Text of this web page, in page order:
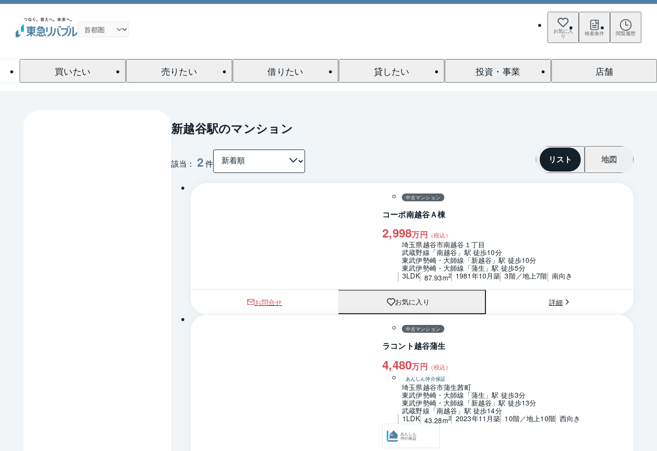
お気に入
り 検索条件 閲覧履歴
買いたい 売りたい 借りたい 貸したい 投資・事業 店舗
新越谷駅のマンション
該当： 2件 リスト 地図
中古マンション
コーポ南越谷Ａ棟
2,998万円 （税込）
埼玉県越谷市南越谷１丁目
武蔵野線「南越谷」駅 徒歩10分
東武伊勢崎・大師線「新越谷」駅 徒歩10分
東武伊勢崎・大師線「蒲生」駅 徒歩5分
3LDK 87.93m2 1981年10月築 3階／地上7階 南向き
お問合せ お気に入り 詳細
中古マンション
ラコント越谷蒲生
4,480万円 （税込）
あんしん仲介保証
埼玉県越谷市蒲生茜町
東武伊勢崎・大師線「蒲生」駅 徒歩3分
東武伊勢崎・大師線「新越谷」駅 徒歩13分
武蔵野線「南越谷」駅 徒歩14分
1LDK 43.28m2 2023年11月築 10階／地上10階 西向き
あんしん
仲介保証